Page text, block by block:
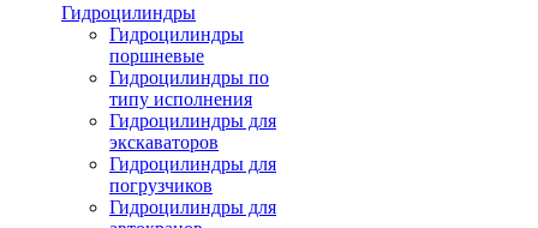
Гидроцилиндры
Гидроцилиндры
поршневые
Гидроцилиндры по
типу исполнения
Гидроцилиндры для
экскаваторов
Гидроцилиндры для
погрузчиков
Гидроцилиндры для